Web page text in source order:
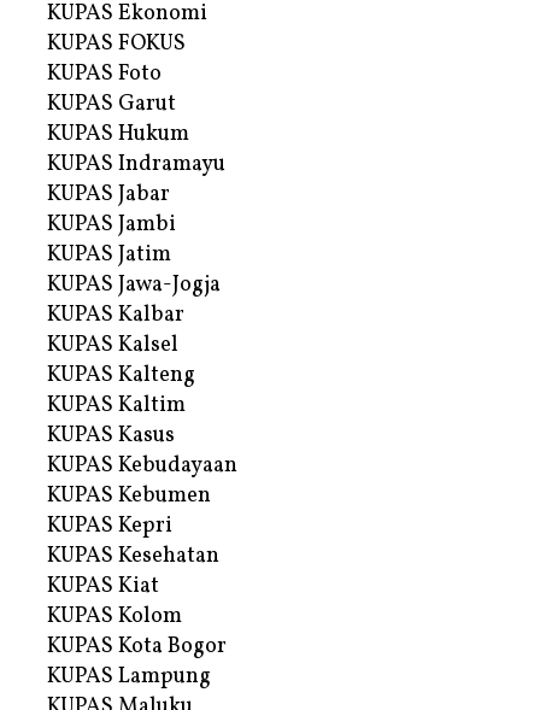
KUPAS Ekonomi
KUPAS FOKUS
KUPAS Foto
KUPAS Garut
KUPAS Hukum
KUPAS Indramayu
KUPAS Jabar
KUPAS Jambi
KUPAS Jatim
KUPAS Jawa-Jogja
KUPAS Kalbar
KUPAS Kalsel
KUPAS Kalteng
KUPAS Kaltim
KUPAS Kasus
KUPAS Kebudayaan
KUPAS Kebumen
KUPAS Kepri
KUPAS Kesehatan
KUPAS Kiat
KUPAS Kolom
KUPAS Kota Bogor
KUPAS Lampung